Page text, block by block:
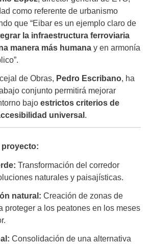
como referente de urbanismo
que “Eibar es un ejemplo claro de
la infraestructura ferroviaria
manera más humana y en armonía
de Obras, Pedro Escribano, ha
conjunto permitirá mejorar
bajo estrictos criterios de
universal.
proyecto:
Transformación del corredor
naturales y paisajísticas.
natural: Creación de zonas de
proteger a los peatones en los meses
Consolidación de una alternativa